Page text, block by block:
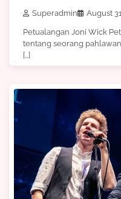
Superadmin August
Petualangan Joni Wick
tentang seorang
[…]